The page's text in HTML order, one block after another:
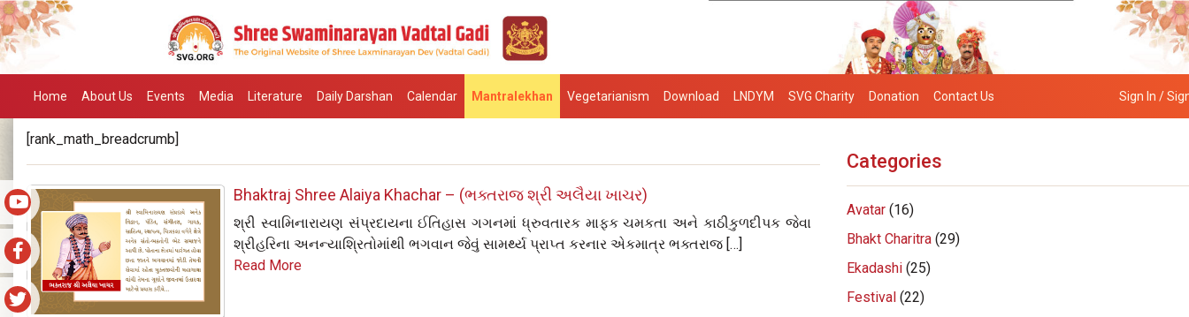
Home About Us Events Media Literature Daily Darshan Calendar Mantralekhan Vegetarianism Download LNDYM SVG Charity Donation Contact Us Sign In /
[rank_math_breadcrumb]
Bhaktraj Shree Alaiya Khachar – (ભક્તરાજ શ્રી અલૈયા ખાચર)
શ્રી સ્વામિનારાયણ સંપ્રદાયના ઈતિહાસ ગગનમાં ધ્રુવતારક માફક ચમકતા અને કાઠીકુળદીપક જેવા
શ્રીહરિના અનન્યાશ્રિતોમાંથી ભગવાન જેવું સામર્થ્ય પ્રાપ્ત કરનાર એકમાત્ર ભક્તરાજ […]
Read More
Categories
Avatar(16)
Bhakt Charitra(29)
Ekadashi(25)
Festival(22)